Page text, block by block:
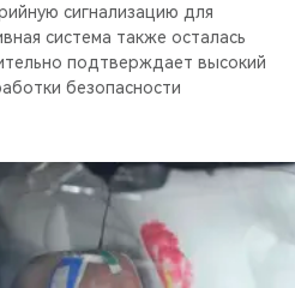
сигнализацию для
система также осталась
подтверждает высокий
безопасности